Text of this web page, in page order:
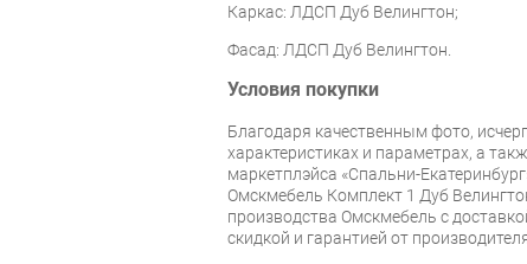
Каркас: ЛДСП Дуб Велингтон;
Фасад: ЛДСП Дуб Велингтон.
Условия покупки
Благодаря качественным фото,
характеристиках и параметрах, а
маркетплэйса «Спальни-
Омскмебель Комплект 1 Дуб
производства Омскмебель с
скидкой и гарантией от